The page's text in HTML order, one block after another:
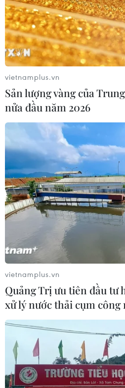
mã số vùng trồng và cơ sở
hưởng lớn đến hoạt động
sự phát triển bền vững của
riêng địa phương./.
Lâm Đồng: Lốc xoáy
15 phút làm rụng hơn
Dù diễn ra trong thời gian
lốc xoáy đã gây thiệt hại
với nhiều vườn sầu riêng đang
chuẩn bị thu hoạch ở xã Đạ
2, tỉnh Lâm Đồng với gần 30
dân bị ảnh hưởng.
vietnamplus.vn
Sản lượng vàng của
nửa đầu năm 2026
vietnamplus.vn
Quảng Trị ưu tiên đầu tư
xử lý nước thải cụm công